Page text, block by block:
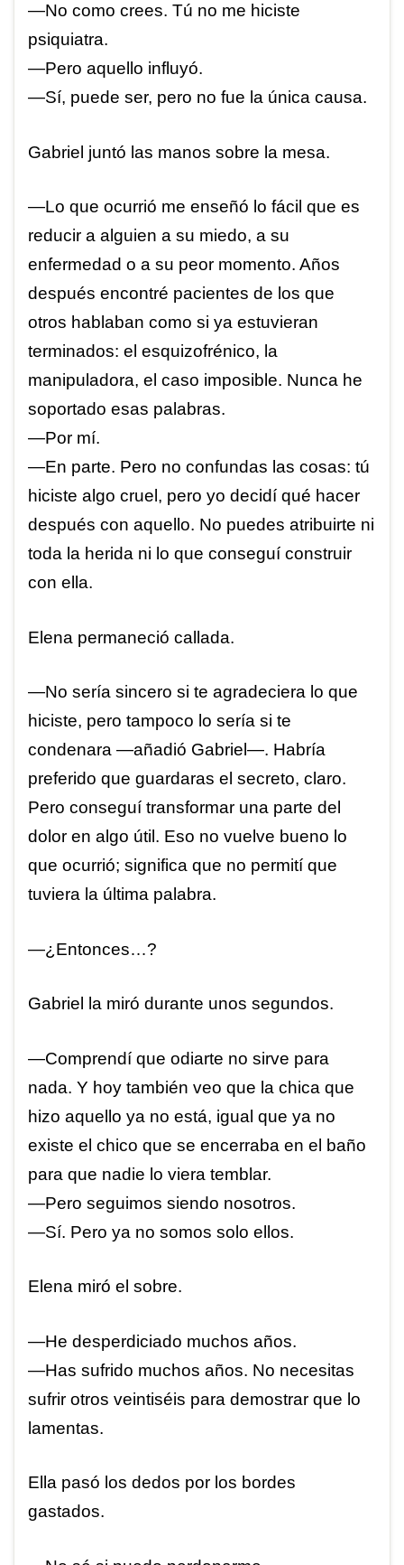
—No como crees. Tú no me hiciste
psiquiatra.
—Pero aquello influyó.
—Sí, puede ser, pero no fue la única causa.
Gabriel juntó las manos sobre la mesa.
—Lo que ocurrió me enseñó lo fácil que es
reducir a alguien a su miedo, a su
enfermedad o a su peor momento. Años
después encontré pacientes de los que
otros hablaban como si ya estuvieran
terminados: el esquizofrénico, la
manipuladora, el caso imposible. Nunca he
soportado esas palabras.
—Por mí.
—En parte. Pero no confundas las cosas: tú
hiciste algo cruel, pero yo decidí qué hacer
después con aquello. No puedes atribuirte ni
toda la herida ni lo que conseguí construir
con ella.
Elena permaneció callada.
—No sería sincero si te agradeciera lo que
hiciste, pero tampoco lo sería si te
condenara —añadió Gabriel—. Habría
preferido que guardaras el secreto, claro.
Pero conseguí transformar una parte del
dolor en algo útil. Eso no vuelve bueno lo
que ocurrió; significa que no permití que
tuviera la última palabra.
—¿Entonces…?
Gabriel la miró durante unos segundos.
—Comprendí que odiarte no sirve para
nada. Y hoy también veo que la chica que
hizo aquello ya no está, igual que ya no
existe el chico que se encerraba en el baño
para que nadie lo viera temblar.
—Pero seguimos siendo nosotros.
—Sí. Pero ya no somos solo ellos.
Elena miró el sobre.
—He desperdiciado muchos años.
—Has sufrido muchos años. No necesitas
sufrir otros veintiséis para demostrar que lo
lamentas.
Ella pasó los dedos por los bordes
gastados.